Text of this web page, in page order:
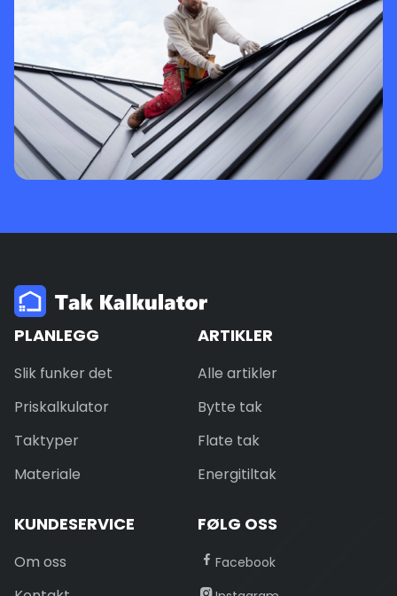
PLANLEGG
Slik funker det
Priskalkulator
Taktyper
Materiale
ARTIKLER
Alle artikler
Bytte tak
Flate tak
Energitiltak
KUNDESERVICE
Om oss
FØLG OSS
Facebook